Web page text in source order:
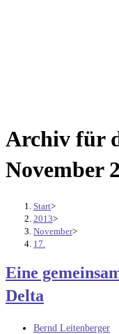
Archiv für
November
Start>
2013>
November>
17.
Eine
Delta
Beitrags-
Bernd Leitenberger